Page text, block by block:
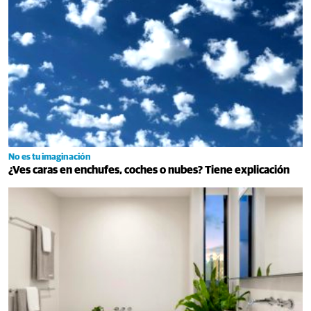
No es tu imaginación
¿Ves caras en enchufes, coches o nubes? Tiene explicación